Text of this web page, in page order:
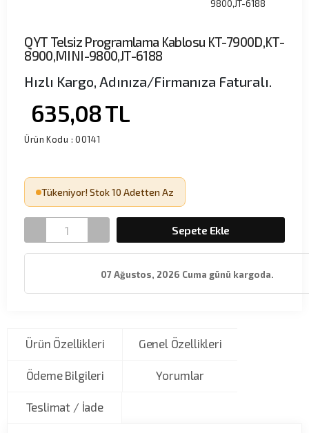
QYT Telsiz Programlama Kablosu KT-7900D,KT-
8900,MINI-9800,JT-6188
Hızlı Kargo, Adınıza/Firmanıza Faturalı.
635,08TL
Ürün Kodu : 00141
Tükeniyor! Stok 10 Adetten Az
Sepete Ekle
07 Ağustos, 2026 Cuma günü kargoda.
Ürün Özellikleri Genel Özellikleri
Ödeme Bilgileri Yorumlar
Teslimat / İade